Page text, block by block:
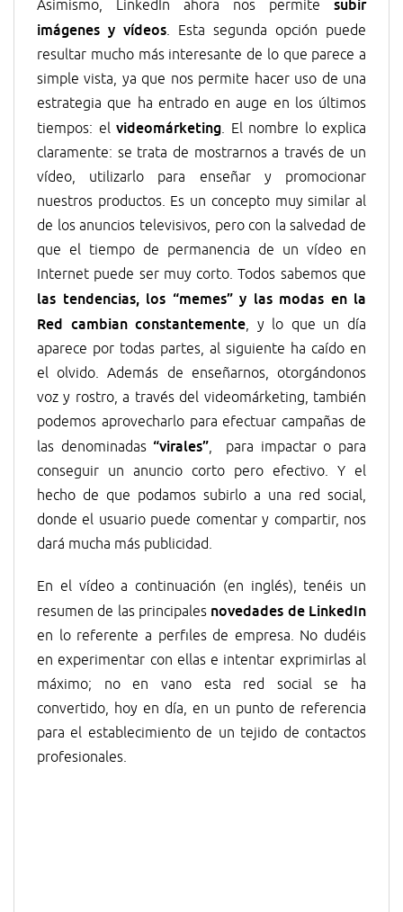
Asimismo, LinkedIn ahora nos permite subir
imágenes y vídeos. Esta segunda opción puede
resultar mucho más interesante de lo que parece a
simple vista, ya que nos permite hacer uso de una
estrategia que ha entrado en auge en los últimos
tiempos: el videomárketing. El nombre lo explica
claramente: se trata de mostrarnos a través de un
vídeo, utilizarlo para enseñar y promocionar
nuestros productos. Es un concepto muy similar al
de los anuncios televisivos, pero con la salvedad de
que el tiempo de permanencia de un vídeo en
Internet puede ser muy corto. Todos sabemos que
las tendencias, los “memes” y las modas en la
Red cambian constantemente, y lo que un día
aparece por todas partes, al siguiente ha caído en
el olvido. Además de enseñarnos, otorgándonos
voz y rostro, a través del videomárketing, también
podemos aprovecharlo para efectuar campañas de
las denominadas “virales”, para impactar o para
conseguir un anuncio corto pero efectivo. Y el
hecho de que podamos subirlo a una red social,
donde el usuario puede comentar y compartir, nos
dará mucha más publicidad.
En el vídeo a continuación (en inglés), tenéis un
resumen de las principales novedades de LinkedIn
en lo referente a perfiles de empresa. No dudéis
en experimentar con ellas e intentar exprimirlas al
máximo; no en vano esta red social se ha
convertido, hoy en día, en un punto de referencia
para el establecimiento de un tejido de contactos
profesionales.